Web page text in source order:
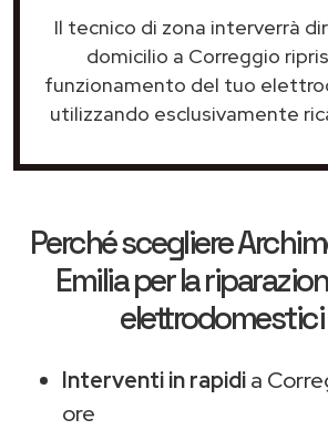
Il tecnico di zona interverrà
domicilio a Correggio
funzionamento del tuo
utilizzando esclusivamente
Perché scegliere
Emiliaper la
elettrodomestici
Interventi in rapidia
ore